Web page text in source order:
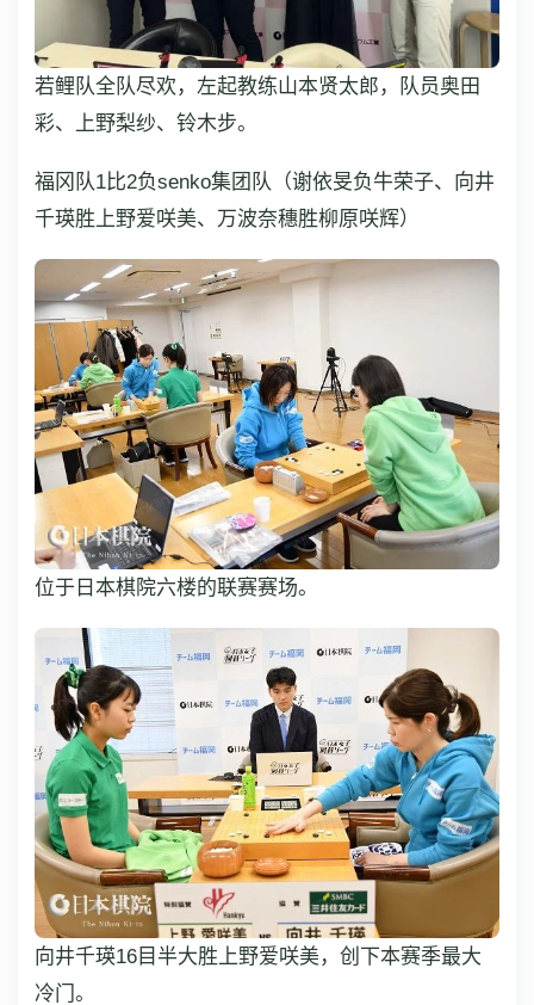
若鲤队全队尽欢，左起教练山本贤太郎，队员奥田
彩、上野梨纱、铃木步。
福冈队1比2负senko集团队（谢依旻负牛荣子、向井
千瑛胜上野爱咲美、万波奈穗胜柳原咲辉）
位于日本棋院六楼的联赛赛场。
向井千瑛16目半大胜上野爱咲美，创下本赛季最大
冷门。